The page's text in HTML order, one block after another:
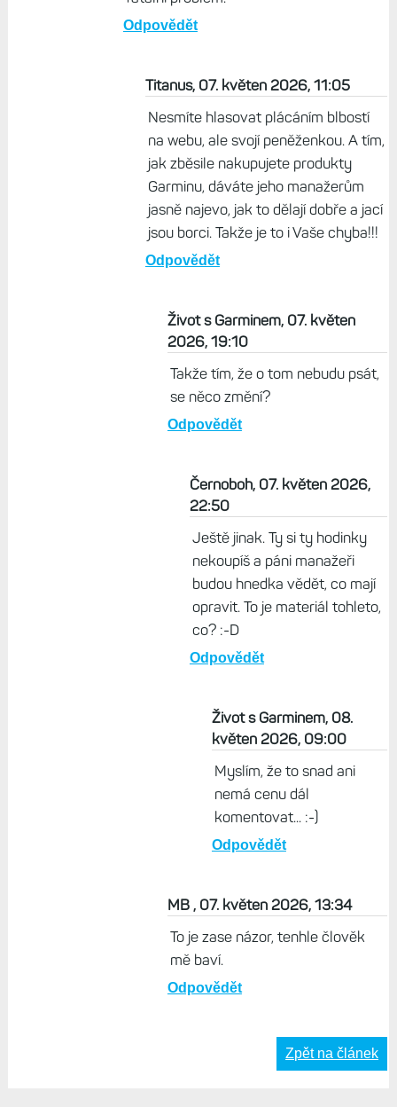
Odpovědět
Titanus, 07. květen 2026, 11:05
Nesmíte hlasovat plácáním blbostí
na webu, ale svojí peněženkou. A tím,
jak zběsile nakupujete produkty
Garminu, dáváte jeho manažerům
jasně najevo, jak to dělají dobře a jací
jsou borci. Takže je to i Vaše chyba!!!
Odpovědět
Život s Garminem, 07. květen
2026, 19:10
Takže tím, že o tom nebudu psát,
se něco změní?
Odpovědět
Černoboh, 07. květen 2026,
22:50
Ještě jinak. Ty si ty hodinky
nekoupíš a páni manažeři
budou hnedka vědět, co mají
opravit. To je materiál tohleto,
co? :-D
Odpovědět
Život s Garminem, 08.
květen 2026, 09:00
Myslím, že to snad ani
nemá cenu dál
komentovat... :-)
Odpovědět
MB , 07. květen 2026, 13:34
To je zase názor, tenhle člověk
mě baví.
Odpovědět
Zpět na článek